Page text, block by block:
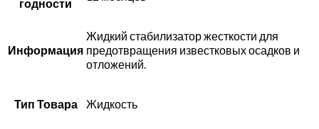
годности
Информация
Жидкий стабилизатор жесткости для
предотвращения известковых осадков и
отложений.
Тип Товара Жидкость